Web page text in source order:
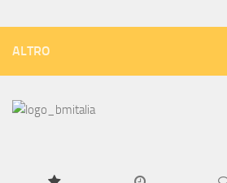
ALTRO